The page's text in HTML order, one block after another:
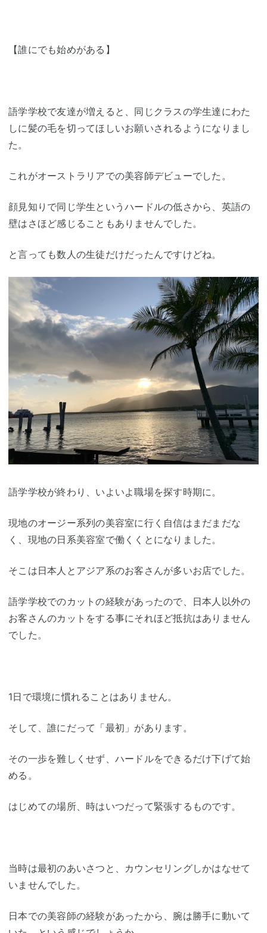
【誰にでも始めがある】
語学学校で友達が増えると、同じクラスの学生達にわた
しに髪の毛を切ってほしいお願いされるようになりまし
た。
これがオーストラリアでの美容師デビューでした。
顔見知りで同じ学生というハードルの低さから、英語の
壁はさほど感じることもありませんでした。
と言っても数人の生徒だけだったんですけどね。
語学学校が終わり、いよいよ職場を探す時期に。
現地のオージー系列の美容室に行く自信はまだまだな
く、現地の日系美容室で働くくとになりました。
そこは日本人とアジア系のお客さんが多いお店でした。
語学学校でのカットの経験があったので、日本人以外の
お客さんのカットをする事にそれほど抵抗はありません
でした。
1日で環境に慣れることはありません。
そして、誰にだって「最初」があります。
その一歩を難しくせず、ハードルをできるだけ下げて始
める。
はじめての場所、時はいつだって緊張するものです。
当時は最初のあいさつと、カウンセリングしかはなせて
いませんでした。
日本での美容師の経験があったから、腕は勝手に動いて